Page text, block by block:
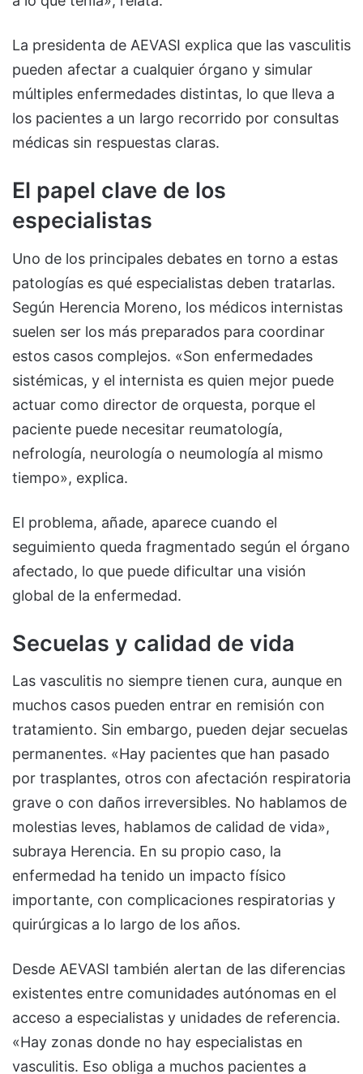
La presidenta de AEVASI explica que las vasculitis
pueden afectar a cualquier órgano y simular
múltiples enfermedades distintas, lo que lleva a
los pacientes a un largo recorrido por consultas
médicas sin respuestas claras.
El papel clave de los
especialistas
Uno de los principales debates en torno a estas
patologías es qué especialistas deben tratarlas.
Según Herencia Moreno, los médicos internistas
suelen ser los más preparados para coordinar
estos casos complejos. «Son enfermedades
sistémicas, y el internista es quien mejor puede
actuar como director de orquesta, porque el
paciente puede necesitar reumatología,
nefrología, neurología o neumología al mismo
tiempo», explica.
El problema, añade, aparece cuando el
seguimiento queda fragmentado según el órgano
afectado, lo que puede dificultar una visión
global de la enfermedad.
Secuelas y calidad de vida
Las vasculitis no siempre tienen cura, aunque en
muchos casos pueden entrar en remisión con
tratamiento. Sin embargo, pueden dejar secuelas
permanentes. «Hay pacientes que han pasado
por trasplantes, otros con afectación respiratoria
grave o con daños irreversibles. No hablamos de
molestias leves, hablamos de calidad de vida»,
subraya Herencia. En su propio caso, la
enfermedad ha tenido un impacto físico
importante, con complicaciones respiratorias y
quirúrgicas a lo largo de los años.
Desde AEVASI también alertan de las diferencias
existentes entre comunidades autónomas en el
acceso a especialistas y unidades de referencia.
«Hay zonas donde no hay especialistas en
vasculitis. Eso obliga a muchos pacientes a